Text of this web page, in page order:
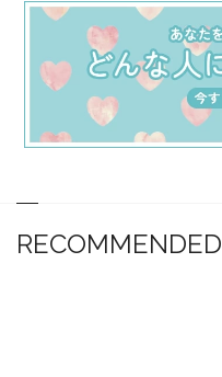
RECOMMENDED